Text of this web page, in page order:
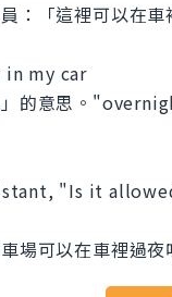
：「這裡可以在車
in my car
的意思。
"Is it
場可以在車裡過夜